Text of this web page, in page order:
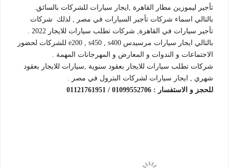
تأجير ليموزين مطار القاهرة ,ايجار سيارات للشركات بالسائق.
بالتالي اسماء شركات تأجير السيارات في مصر , لذلك شركات
تأجير سيارات في القاهرة, شركات تطلب سيارات للايجار 2022 .
بالتالي ايجار سيارات مرسيدس e200 , s450 , s400 للشركات لحضور
الاجتماعات و الندوات و المعارض و المهرجانات المهمة .
شركات تطلب سيارات للايجار بعقود سنوية ,سيارات للايجار بعقود
شهري , ايجار سيارات لشركات البترول في مصر .
للحجز و الاستفسار : 01099552706 / 01121761951